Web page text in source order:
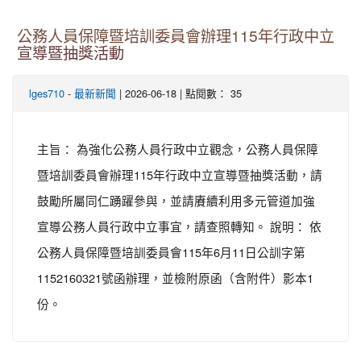
公務人員保障暨培訓委員會辦理115年行政中立
宣導暨抽獎活動
lges710 - 最新新聞 | 2026-06-18 | 點閱數： 35
主旨： 為強化公務人員行政中立觀念，公務人員保障
暨培訓委員會辦理115年行政中立宣導暨抽獎活動，請
鼓勵所屬同仁踴躍參與，並請賡續利用多元管道加強
宣導公務人員行政中立事宜，請查照轉知。 說明： 依
公務人員保障暨培訓委員會115年6月11日公訓字第
1152160321號函辦理，並檢附原函（含附件）影本1
份。